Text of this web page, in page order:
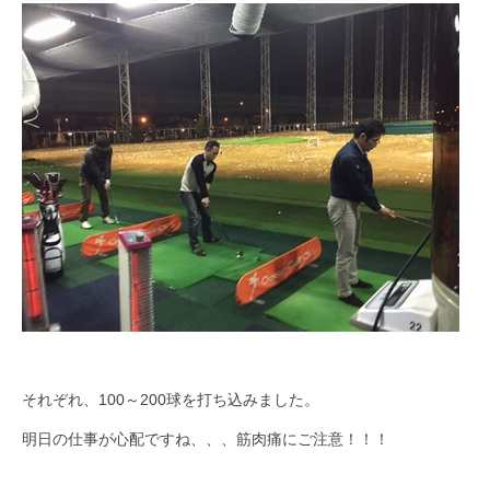
それぞれ、100～200球を打ち込みました。
明日の仕事が心配ですね、、、筋肉痛にご注意！！！